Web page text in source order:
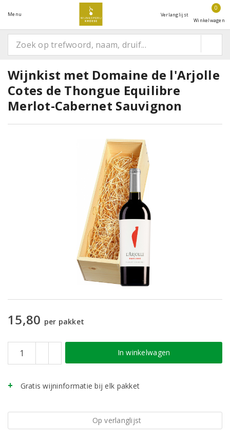
Menu Verlanglijst
0
Winkelwagen
Wijnkist met Domaine de l'Arjolle
Cotes de Thongue Equilibre
Merlot-Cabernet Sauvignon
15,80 per pakket
In winkelwagen
Gratis wijninformatie bij elk pakket
Op verlanglijst